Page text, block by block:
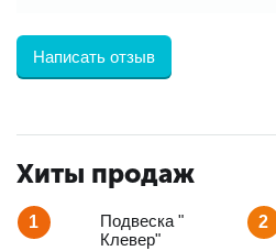
Написать отзыв
Хиты продаж
1
Подвеска "
Клевер"
2